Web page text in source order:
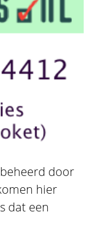
door
hier
dat een